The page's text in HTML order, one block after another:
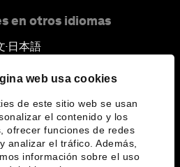
web usa cookies
de este sitio web se usan
el contenido y los
ofrecer funciones de redes
analizar el tráfico. Además,
información sobre el uso
en otros idiomas
▪ 日本語